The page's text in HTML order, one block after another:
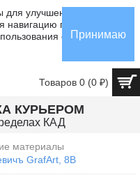
улучшения
по сайту,
cookie-
Принимаю
Товаров 0 (0 ₽)
КУРЬЕРОМ
КАД
материалы
GrafArt, 8В